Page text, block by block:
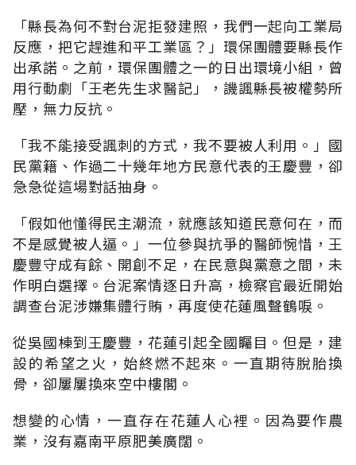
「縣長為何不對台泥拒發建照，我們一起向工業局
反應，把它趕進和平工業區？」環保團體要縣長作
出承諾。之前，環保團體之一的日出環境小組，曾
用行動劇「王老先生求醫記」，譏諷縣長被權勢所
壓，無力反抗。
「我不能接受諷刺的方式，我不要被人利用。」國
民黨籍、作過二十幾年地方民意代表的王慶豐，卻
急急從這場對話抽身。
「假如他懂得民主潮流，就應該知道民意何在，而
不是感覺被人逼。」一位參與抗爭的醫師惋惜，王
慶豐守成有餘、開創不足，在民意與黨意之間，未
作明白選擇。台泥案情逐日升高，檢察官最近開始
調查台泥涉嫌集體行賄，再度使花蓮風聲鶴唳。
從吳國棟到王慶豐，花蓮引起全國矚目。但是，建
設的希望之火，始終燃不起來。一直期待脫胎換
骨，卻屢屢換來空中樓閣。
想變的心情，一直存在花蓮人心裡。因為要作農
業，沒有嘉南平原肥美廣闊。